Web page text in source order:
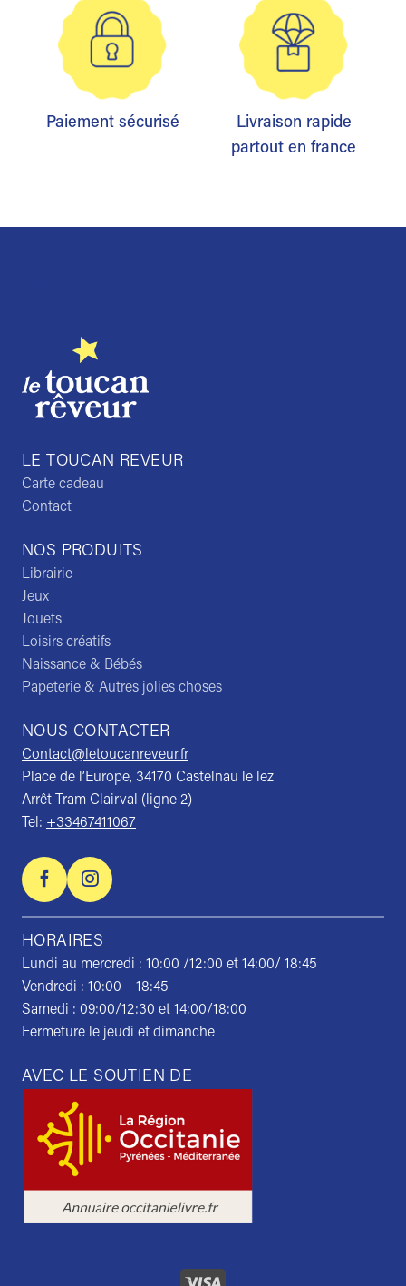
Paiement sécurisé
Livraison rapide
partout en france
NOS PRODUITS
Librairie
Jeux
Jouets
Loisirs créatifs
Naissance & Bébés
Papeterie & Autres jolies choses
NOUS CONTACTER
Contact@letoucanreveur.fr
Place de l’Europe, 34170 Castelnau le lez
Arrêt Tram Clairval (ligne 2)
Tel: +33467411067
HORAIRES
Lundi au mercredi : 10:00 /12:00 et 14:00/ 18:45
Vendredi : 10:00 – 18:45
Samedi : 09:00/12:30 et 14:00/18:00
Fermeture le jeudi et dimanche
LE TOUCAN REVEUR
Carte cadeau
Contact
AVEC LE SOUTIEN DE